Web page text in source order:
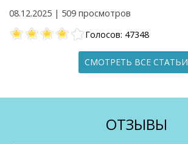
08.12.2025 | 509 просмотров
Голосов: 47348
СМОТРЕТЬ ВСЕ СТАТЬИ
ОТЗЫВЫ